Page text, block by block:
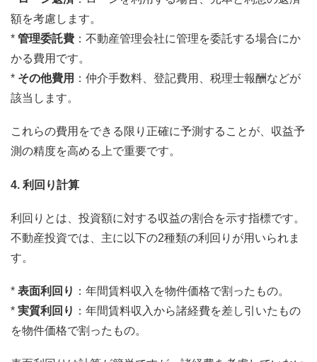
額を考慮します。
* 管理委託費 ：不動産管理会社に管理を委託する場合にか
かる費用です。
* その他費用 ：仲介手数料、登記費用、税理士報酬などが
該当します。
これらの費用をできる限り正確に予測することが、収益予
測の精度を高める上で重要です。
4. 利回り計算
利回りとは、投資額に対する収益の割合を示す指標です。
不動産投資では、主に以下の2種類の利回りが用いられま
す。
* 表面利回り ：年間賃料収入を物件価格で割ったもの。
* 実質利回り ：年間賃料収入から諸経費を差し引いたもの
を物件価格で割ったもの。